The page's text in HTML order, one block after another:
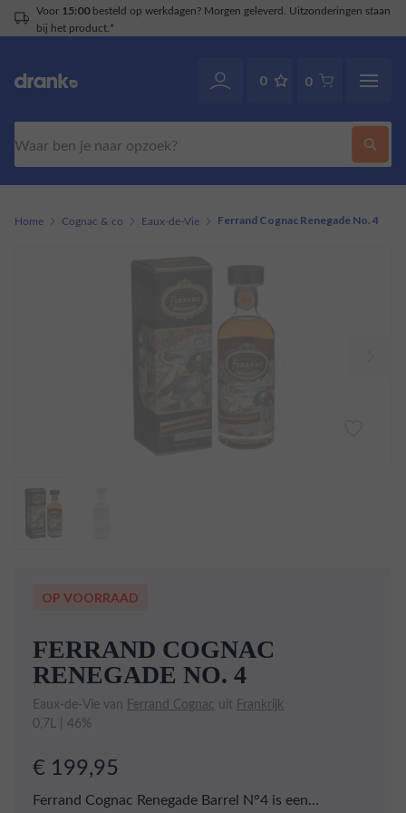
Voor 15:00besteld op werkdagen? Morgen geleverd. Uitzonderingen staan
bij het product.*
0 0
Home Cognac & co Eaux-de-Vie Ferrand Cognac Renegade No. 4
OP VOORRAAD
FERRAND COGNAC
RENEGADE NO. 4
Eaux-de-Vie van Ferrand Cognac uit Frankrijk
0,7L | 46%
€ 199,95
Ferrand Cognac Renegade Barrel N°4 is een